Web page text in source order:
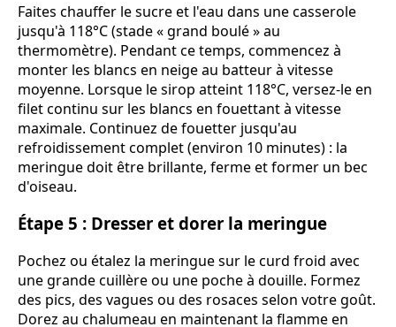
Faites chauffer le sucre et l'eau dans une casserole
jusqu'à 118°C (stade « grand boulé » au
thermomètre). Pendant ce temps, commencez à
monter les blancs en neige au batteur à vitesse
moyenne. Lorsque le sirop atteint 118°C, versez-le en
filet continu sur les blancs en fouettant à vitesse
maximale. Continuez de fouetter jusqu'au
refroidissement complet (environ 10 minutes) : la
meringue doit être brillante, ferme et former un bec
d'oiseau.
Étape 5 : Dresser et dorer la meringue
Pochez ou étalez la meringue sur le curd froid avec
une grande cuillère ou une poche à douille. Formez
des pics, des vagues ou des rosaces selon votre goût.
Dorez au chalumeau en maintenant la flamme en